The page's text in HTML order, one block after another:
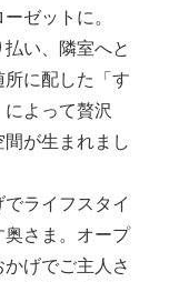
ゼットに。
い、隣室へと
に配した「す
よって贅沢
が生まれまし
ライフスタイ
さま。オープ
げでご主人さ